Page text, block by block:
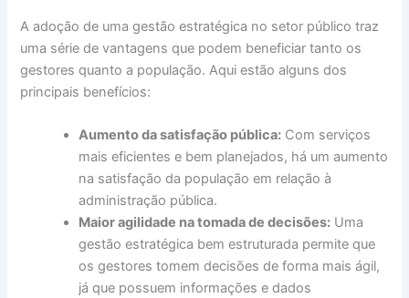
A adoção de uma gestão estratégica no setor público traz
uma série de vantagens que podem beneficiar tanto os
gestores quanto a população. Aqui estão alguns dos
principais benefícios:
Aumento da satisfação pública: Com serviços
mais eficientes e bem planejados, há um aumento
na satisfação da população em relação à
administração pública.
Maior agilidade na tomada de decisões: Uma
gestão estratégica bem estruturada permite que
os gestores tomem decisões de forma mais ágil,
já que possuem informações e dados